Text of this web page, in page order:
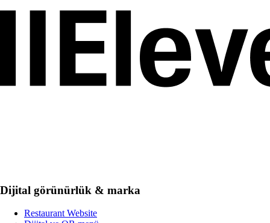
Dijital görünürlük & marka
Restaurant Website